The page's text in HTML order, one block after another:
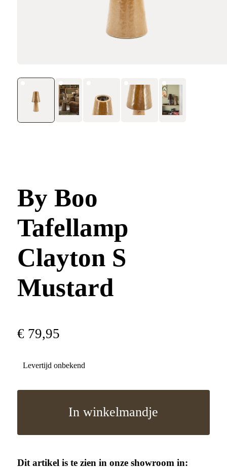
By Boo
Tafellamp
Clayton S
Mustard
€ 79,95
Levertijd onbekend
In winkelmandje
Dit artikel is te zien in onze showroom in: